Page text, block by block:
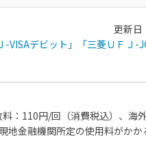
更新日
-VISAデビット」「三菱ＵＦＪ-
料：110円/回（消費税込）、海
金融機関所定の使用料がかか